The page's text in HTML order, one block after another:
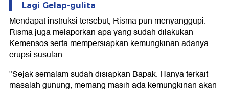
Lagi Gelap-gulita
Mendapat instruksi tersebut, Risma pun menyanggupi.
Risma juga melaporkan apa yang sudah dilakukan
Kemensos serta mempersiapkan kemungkinan adanya
erupsi susulan.
"Sejak semalam sudah disiapkan Bapak. Hanya terkait
masalah gunung, memang masih ada kemungkinan akan